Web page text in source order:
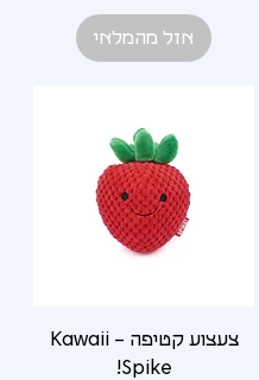
אזל מהמלאי
צעצוע קטיפה Kawaii –
Spike!